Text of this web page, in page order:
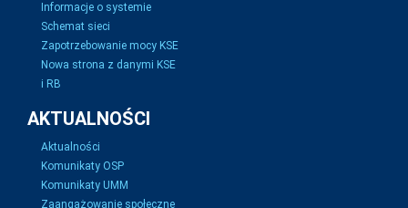
Informacje o systemie
Schemat sieci
Zapotrzebowanie mocy KSE
Nowa strona z danymi KSE
i RB
AKTUALNOŚCI
Aktualności
Komunikaty OSP
Komunikaty UMM
Zaangażowanie społeczne